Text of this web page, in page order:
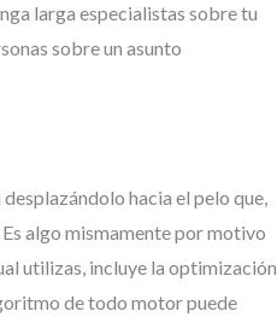
larga especialistas sobre tu
sobre un asunto
hacia el pelo que,
algo mismamente por motivo
utilizas, incluye la optimización
de todo motor puede